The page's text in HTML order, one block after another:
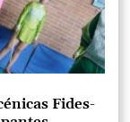
Fides-